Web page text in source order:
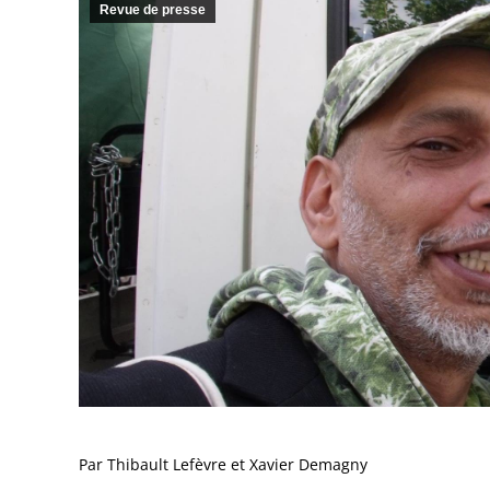
Revue de presse
Par Thibault Lefèvre et Xavier Demagny